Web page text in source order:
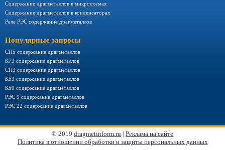
Содержание драгметаллов в микросхемах
Содержание драгметаллов в конденсаторах
Реле РЭС содержание драгметаллов
Популярные запросы
СП5 содержание драгметаллов
К73 содержание драгметаллов
СП3 содержание драгметаллов
К53 содержание драгметаллов
К50 содержание драгметаллов
РЭС 9 содержание драгметаллов
РЭС 22 содержание драгметаллов
© 2019 dragmetinform.ru | Реклама на сайте
Политика в отношении обработки и защиты персональных данных